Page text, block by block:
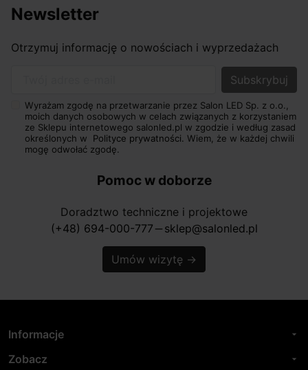
Newsletter
Otrzymuj informację o nowościach i wyprzedażach
Wyrażam zgodę na przetwarzanie przez Salon LED Sp. z o.o.,
moich danych osobowych w celach związanych z korzystaniem
ze Sklepu internetowego salonled.pl w zgodzie i według zasad
określonych w Polityce prywatności. Wiem, że w każdej chwili
mogę odwołać zgodę.
Pomoc w doborze
Doradztwo techniczne i projektowe
(+48) 694-000-777 horizontal_rule sklep@salonled.pl
Umów wizytę →
Informacje arrow_drop_down
Zobacz arrow_drop_down